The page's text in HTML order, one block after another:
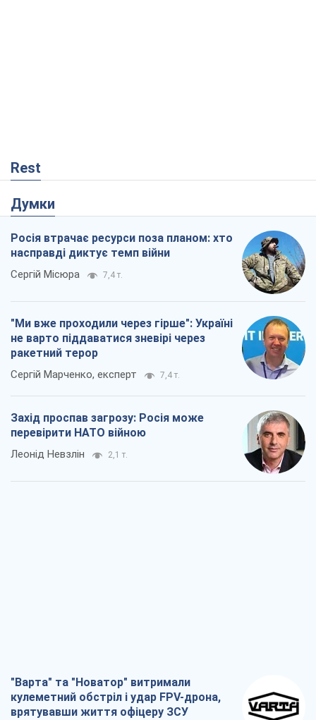
Rest
Думки
Росія втрачає ресурси поза планом: хто
насправді диктує темп війни
Сергій Місюра 7,4 т.
"Ми вже проходили через гірше": Україні
не варто піддаватися зневірі через
ракетний терор
Сергій Марченко, експерт 7,4 т.
Захід проспав загрозу: Росія може
перевірити НАТО війною
Леонід Невзлін 2,1 т.
"Варта" та "Новатор" витримали
кулеметний обстріл і удар FPV-дрона,
врятувавши життя офіцеру ЗСУ